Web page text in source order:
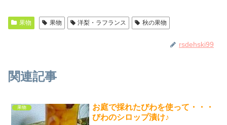
果物 果物 洋梨・ラフランス 秋の果物
rsdehski99
関連記事
果物
お庭で採れたびわを使って・・・
びわのシロップ漬け♪